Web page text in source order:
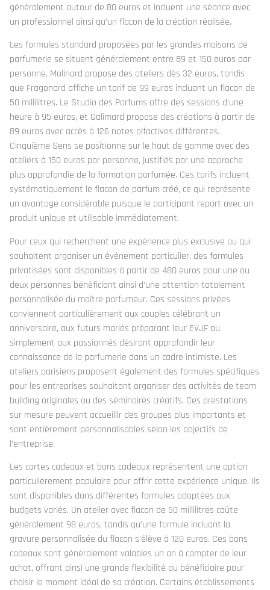
généralement autour de 80 euros et incluent une séance avec
un professionnel ainsi qu’un flacon de la création réalisée.
Les formules standard proposées par les grandes maisons de
parfumerie se situent généralement entre 89 et 150 euros par
personne. Molinard propose des ateliers dès 32 euros, tandis
que Fragonard affiche un tarif de 99 euros incluant un flacon de
50 millilitres. Le Studio des Parfums offre des sessions d’une
heure à 95 euros, et Galimard propose des créations à partir de
89 euros avec accès à 126 notes olfactives différentes.
Cinquième Sens se positionne sur le haut de gamme avec des
ateliers à 150 euros par personne, justifiés par une approche
plus approfondie de la formation parfumée. Ces tarifs incluent
systématiquement le flacon de parfum créé, ce qui représente
un avantage considérable puisque le participant repart avec un
produit unique et utilisable immédiatement.
Pour ceux qui recherchent une expérience plus exclusive ou qui
souhaitent organiser un événement particulier, des formules
privatisées sont disponibles à partir de 480 euros pour une ou
deux personnes bénéficiant ainsi d’une attention totalement
personnalisée du maître parfumeur. Ces sessions privées
conviennent particulièrement aux couples célébrant un
anniversaire, aux futurs mariés préparant leur EVJF ou
simplement aux passionnés désirant approfondir leur
connaissance de la parfumerie dans un cadre intimiste. Les
ateliers parisiens proposent également des formules spécifiques
pour les entreprises souhaitant organiser des activités de team
building originales ou des séminaires créatifs. Ces prestations
sur mesure peuvent accueillir des groupes plus importants et
sont entièrement personnalisables selon les objectifs de
l’entreprise.
Les cartes cadeaux et bons cadeaux représentent une option
particulièrement populaire pour offrir cette expérience unique. Ils
sont disponibles dans différentes formules adaptées aux
budgets variés. Un atelier avec flacon de 50 millilitres coûte
généralement 98 euros, tandis qu’une formule incluant la
gravure personnalisée du flacon s’élève à 120 euros. Ces bons
cadeaux sont généralement valables un an à compter de leur
achat, offrant ainsi une grande flexibilité au bénéficiaire pour
choisir le moment idéal de sa création. Certains établissements